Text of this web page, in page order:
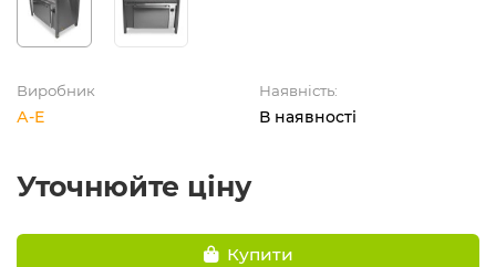
Виробник
А-Е
Наявність:
В наявності
Уточнюйте ціну
Купити